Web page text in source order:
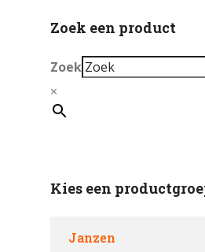
Zoek een product
Zoek
×
Kies een
Janzen